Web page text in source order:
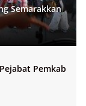
Semarakkan
Pemkab